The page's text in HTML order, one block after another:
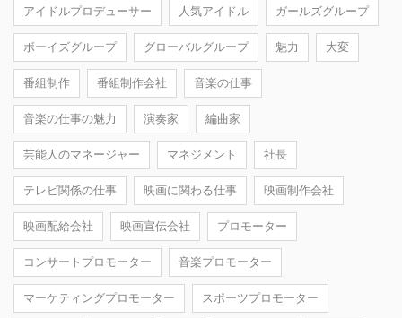
アイドルプロデューサー 人気アイドル ガールズグループ
ボーイズグループ グローバルグループ 魅力 大変
番組制作 番組制作会社 音楽の仕事
音楽の仕事の魅力 演奏家 編曲家
芸能人のマネージャー マネジメント 社長
テレビ関係の仕事 映画に関わる仕事 映画制作会社
映画配給会社 映画宣伝会社 プロモーター
コンサートプロモーター 音楽プロモーター
マーケティングプロモーター スポーツプロモーター